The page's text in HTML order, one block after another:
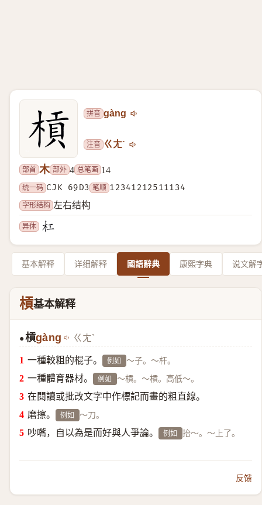
拼音 gàng
注音 ㄍㄤˋ
部首 木 部外 4 总笔画 14
统一码 CJK 69D3 笔顺 12341212511134
字形结构 左右结构
异体
基本解释 详细解释 國語辭典 康熙字典 说文解
槓基本解释
●槓gàng ㄍㄤˋ
一種較粗的棍子。 例如 ～子。～杆。
一種體育器材。 例如 ～槓。～槓。高低～。
在閱讀或批改文字中作標記而畫的粗直線。
磨擦。
例如 ～刀。
吵嘴，自以為是而好與人爭論。 例如 抬～。～上了。
反馈